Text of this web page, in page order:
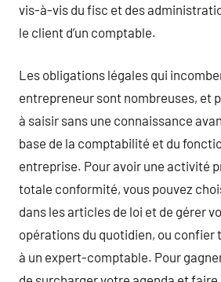
vis-à-vis du fisc et des
le client d’un comptable.
Les obligations légales qui
entrepreneur sont nombreuses, et
à saisir sans une connaissance
base de la comptabilité et du
entreprise. Pour avoir une activité
totale conformité, vous pouvez
dans les articles de loi et de gérer
opérations du quotidien, ou confier
à un expert-comptable. Pour